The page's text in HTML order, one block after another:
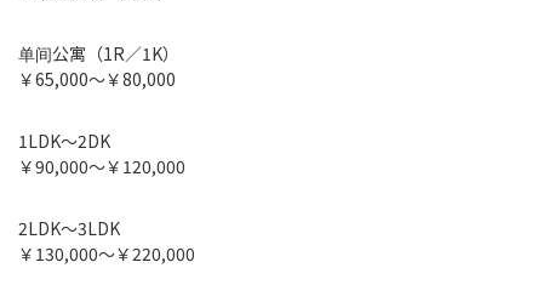
单间公寓（1R／1K）
￥65,000～￥80,000
1LDK～2DK
￥90,000～￥120,000
2LDK～3LDK
￥130,000～￥220,000